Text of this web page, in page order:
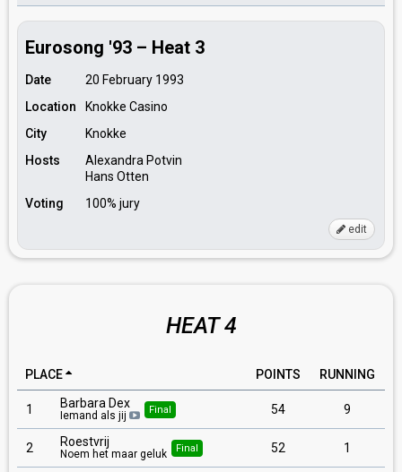
Eurosong '93 – Heat 3
Date
20 February 1993
Location
Knokke Casino
City
Knokke
Hosts
Alexandra Potvin
Hans Otten
Voting
100% jury
edit
HEAT 4
PLACE POINTS RUNNING
1 Barbara Dex
Iemand als jij Final 54 9
2 Roestvrij
Noem het maar geluk Final 52 1